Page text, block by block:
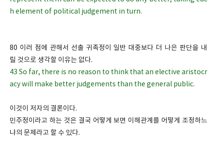
h element of political judgement in turn.
80 이러 점에 관해서 선출 귀족정이 일반 대중보다 더 나은 판단을 내
릴 것으로 생각할 이유는 없다.
43 So far, there is no reason to think that an elective aristocr
acy will make better judgements than the general public.
이것이 저자의 결론이다.
민주정이라고 하는 것은 결국 어떻게 보면 이해관계를 어떻게 조정하느
냐의 문제라고 할 수 있다.